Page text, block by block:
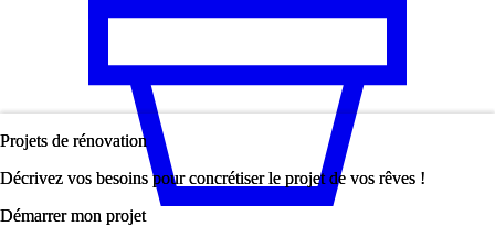
Projets de rénovation
Décrivez vos besoins pour concrétiser le projet de vos rêves !
Démarrer mon projet
Projets de rénovation
Décrivez vos besoins pour concrétiser le projet de vos rêves !
Démarrer mon projet